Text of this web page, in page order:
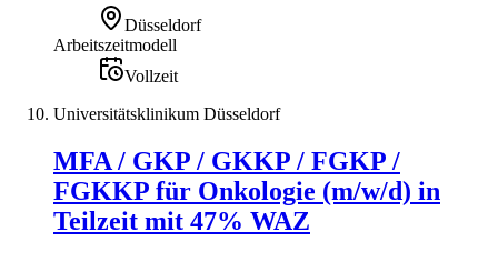
Düsseldorf
Arbeitszeitmodell
Vollzeit
Universitätsklinikum Düsseldorf
MFA / GKP / GKKP / FGKP /
FGKKP für Onkologie (m/w/d) in
Teilzeit mit 47% WAZ